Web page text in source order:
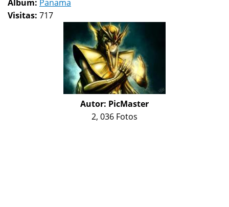
Album: Panama
Visitas: 717
Autor: PicMaster
2, 036 Fotos